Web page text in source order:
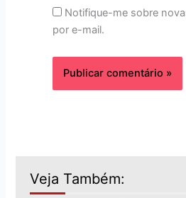
Notifique-me sobre
por e-mail.
Veja Também: